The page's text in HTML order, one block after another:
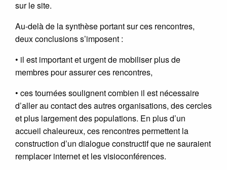
sur le site.
Au-delà de la synthèse portant sur ces rencontres,
deux conclusions s’imposent :
• il est important et urgent de mobiliser plus de
membres pour assurer ces rencontres,
• ces tournées soulignent combien il est nécessaire
d’aller au contact des autres organisations, des cercles
et plus largement des populations. En plus d’un
accueil chaleureux, ces rencontres permettent la
construction d’un dialogue constructif que ne sauraient
remplacer internet et les visioconférences.